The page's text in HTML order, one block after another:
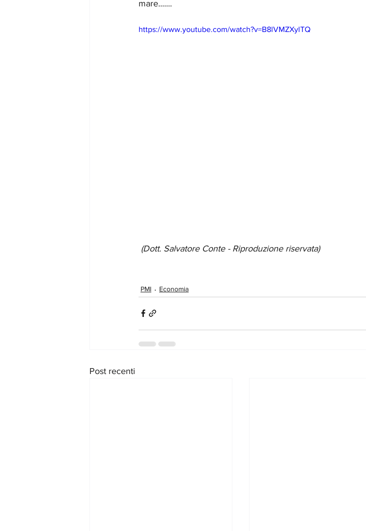
mare.......
https://www.youtube.com/watch?v=B8lVMZXylTQ
(Dott. Salvatore Conte - Riproduzione riservata)
PMI Economia
Post recenti